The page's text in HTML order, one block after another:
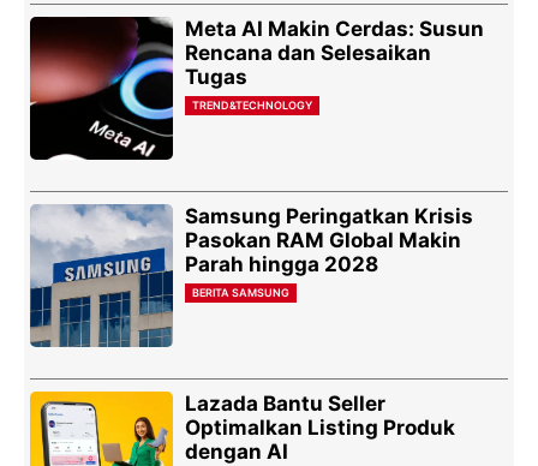
Meta AI Makin Cerdas: Susun
Rencana dan Selesaikan
Tugas
TREND&TECHNOLOGY
Samsung Peringatkan Krisis
Pasokan RAM Global Makin
Parah hingga 2028
BERITA SAMSUNG
Lazada Bantu Seller
Optimalkan Listing Produk
dengan AI